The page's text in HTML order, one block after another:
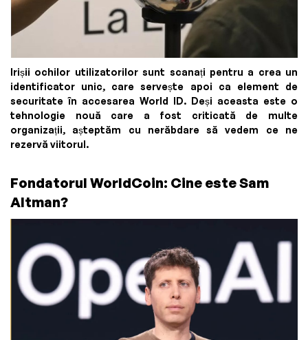
Irișii ochilor utilizatorilor sunt scanați pentru a crea un
identificator unic, care servește apoi ca element de
securitate în accesarea World ID. Deși aceasta este o
tehnologie nouă care a fost criticată de multe
organizații, așteptăm cu nerăbdare să vedem ce ne
rezervă viitorul.
Fondatorul WorldCoin: Cine este Sam
Altman?